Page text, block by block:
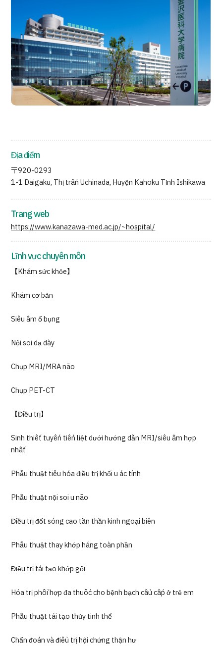
Tiếng Nhật
Tiếng Việt
Liên hệ
Địa điểm
〒920-0293
1-1 Daigaku, Thị trấn Uchinada, Huyện Kahoku Tỉnh Ishikawa
Trang web
https://www.kanazawa-med.ac.jp/~hospital/
Lĩnh vực chuyên môn
【Khám sức khỏe】
Khám cơ bản
Siêu âm ổ bụng
Nội soi dạ dày
Chụp MRI/MRA não
Chụp PET-CT
【Điều trị】
Sinh thiết tuyến tiền liệt dưới hướng dẫn MRI/siêu âm hợp
nhất
Phẫu thuật tiêu hóa điều trị khối u ác tính
Phẫu thuật nội soi u não
Điều trị đốt sóng cao tần thần kinh ngoại biên
Phẫu thuật thay khớp háng toàn phần
Điều trị tái tạo khớp gối
Hóa trị phối hợp đa thuốc cho bệnh bạch cầu cấp ở trẻ em
Phẫu thuật tái tạo thủy tinh thể
Chẩn đoán và điều trị hội chứng thận hư